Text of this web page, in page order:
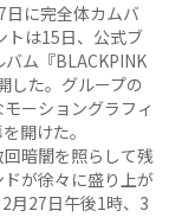
日に完全体カムバ
トは15日、公式ブ
ム『BLACKPINK
した。グループの
ーショングラフィ
開けた。
暗闇を照らして残
が徐々に盛り上が
月27日午後1時、3